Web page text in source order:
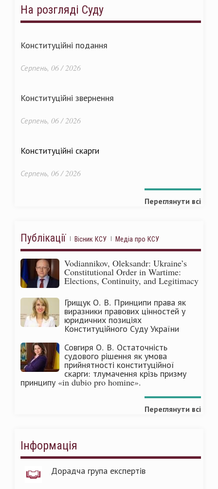
На розгляді Суду
Конституційні подання
Серпень, 06 / 2026
Конституційні звернення
Серпень, 06 / 2026
Конституційні скарги
Серпень, 06 / 2026
Переглянути всі
Публікації Вісник КСУ Медіа про КСУ
Vodiannikov, Oleksandr: Ukraine’s
Constitutional Order in Wartime:
Elections, Continuity, and Legitimacy
Грищук О. В. Принципи права як
виразники правових цінностей у
юридичних позиціях
Конституційного Суду України
Совгиря О. В. Остаточність
судового рішення як умова
прийнятності конституційної
скарги: тлумачення крізь призму
принципу «in dubio pro homine».
Переглянути всі
Інформація
Дорадча група експертів